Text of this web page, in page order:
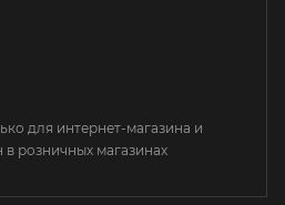
для интернет-магазина и
в розничных магазинах